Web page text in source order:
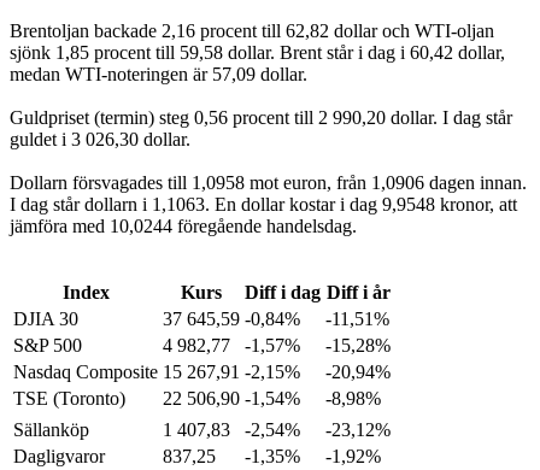
Brentoljan backade 2,16 procent till 62,82 dollar och WTI-oljan
sjönk 1,85 procent till 59,58 dollar. Brent står i dag i 60,42 dollar,
medan WTI-noteringen är 57,09 dollar.
Guldpriset (termin) steg 0,56 procent till 2 990,20 dollar. I dag står
guldet i 3 026,30 dollar.
Dollarn försvagades till 1,0958 mot euron, från 1,0906 dagen innan.
I dag står dollarn i 1,1063. En dollar kostar i dag 9,9548 kronor, att
jämföra med 10,0244 föregående handelsdag.
Index Kurs Diff i dag Diff i år
DJIA 30
37 645,59 -0,84%
-11,51%
S&P 500
4 982,77 -1,57%
-15,28%
Nasdaq Composite 15 267,91 -2,15%
-20,94%
TSE (Toronto)
22 506,90 -1,54%
-8,98%
Sällanköp
1 407,83 -2,54%
-23,12%
Dagligvaror
837,25 -1,35%
-1,92%